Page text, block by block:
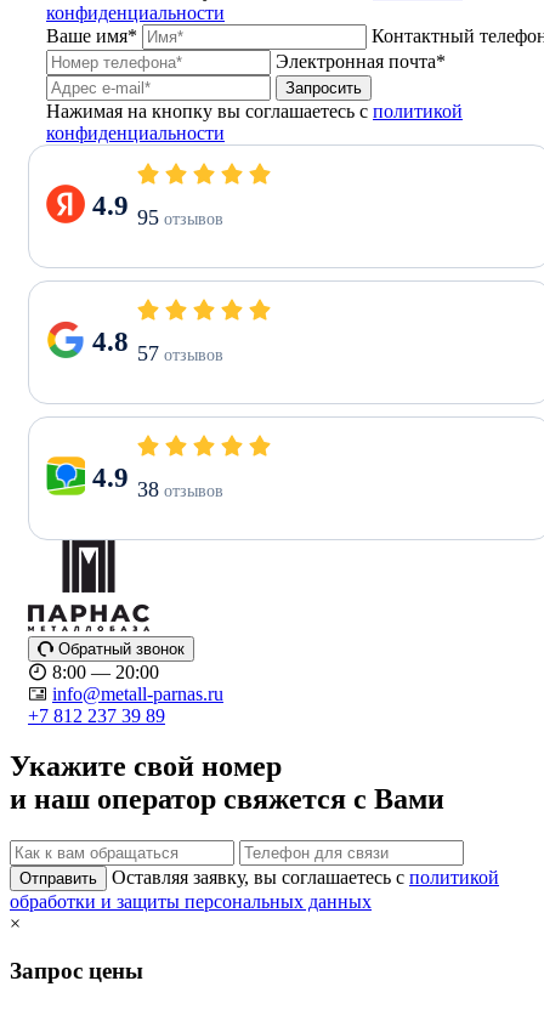
конфиденциальности
Ваше имя*
Контактный
Электронная почта*
Запросить
Нажимая на кнопку вы соглашаетесь с политикой
конфиденциальности
4.9 95 отзывов
4.8 57 отзывов
4.9 38 отзывов
Обратный звонок
8:00 — 20:00
info@metall-parnas.ru
+7 812 237 39 89
Укажите свой номер
и наш оператор свяжется с Вами
Отправить Оставляя заявку, вы соглашаетесь с политикой
обработки и защиты персональных данных
×
Запрос цены